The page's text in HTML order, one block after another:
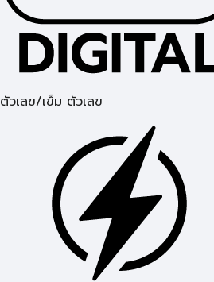
ตัวเลข/เข็ม ตัวเลข